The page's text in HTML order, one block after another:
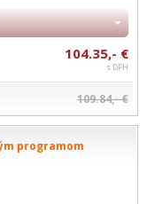
104.35,- €
s DPH
109.84,- €
programom